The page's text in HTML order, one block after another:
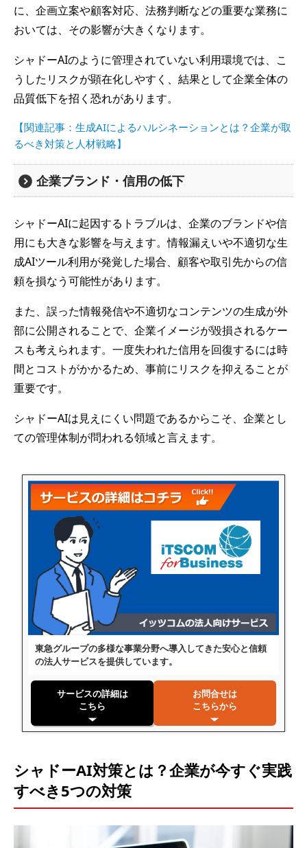
に、企画立案や顧客対応、法務判断などの重要な業務に
おいては、その影響が大きくなります。
シャドーAIのように管理されていない利用環境では、こ
うしたリスクが顕在化しやすく、結果として企業全体の
品質低下を招く恐れがあります。
【関連記事：生成AIによるハルシネーションとは？企業が取
るべき対策と人材戦略】
企業ブランド・信用の低下
シャドーAIに起因するトラブルは、企業のブランドや信
用にも大きな影響を与えます。情報漏えいや不適切な生
成AIツール利用が発覚した場合、顧客や取引先からの信
頼を損なう可能性があります。
また、誤った情報発信や不適切なコンテンツの生成が外
部に公開されることで、企業イメージが毀損されるケー
スも考えられます。一度失われた信用を回復するには時
間とコストがかかるため、事前にリスクを抑えることが
重要です。
シャドーAIは見えにくい問題であるからこそ、企業とし
ての管理体制が問われる領域と言えます。
東急グループの多様な事業分野へ導入してきた安心と信頼
の法人サービスを提供しています。
サービスの詳細は
こちら
お問合せは
こちらから
シャドーAI対策とは？企業が今すぐ実践
すべき5つの対策